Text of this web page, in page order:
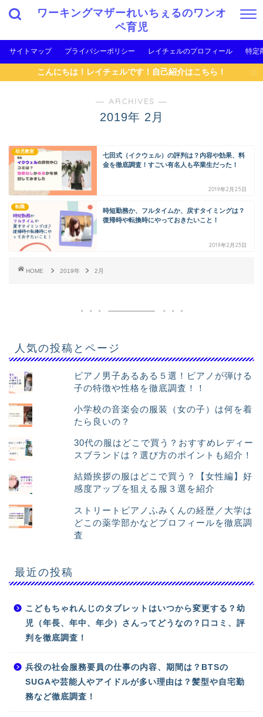
ワーキングマザーれいちぇるのワンオ
ペ育児
サイトマップ プライバシーポリシー レイチェルのプロフィール 特定
こんにちは！レイチェルです！自己紹介はこちら！
― ARCHIVES ―
2019年 2月
幼児教室
七田式（イクウェル）の評判は？内容や効果、料
金を徹底調査！すごい有名人も卒業生だった！
2019年2月25日
転職
時短勤務か、フルタイムか、戻すタイミングは？
復帰時や転換時にやっておきたいこと！
2019年2月23日
HOME 2019年 2月
人気の投稿とページ
ピアノ男子あるある５選！ピアノが弾ける
子の特徴や性格を徹底調査！！
小学校の音楽会の服装（女の子）は何を着
たら良いの？
30代の服はどこで買う？おすすめレディー
スブランドは？選び方のポイントも紹介！
結婚挨拶の服はどこで買う？【女性編】好
感度アップを狙える服３選を紹介
ストリートピアノふみくんの経歴／大学は
どこの薬学部かなどプロフィールを徹底調
査
最近の投稿
こどもちゃれんじのタブレットはいつから変更する？幼
児（年長、年中、年少）さんってどうなの？口コミ、評
判を徹底調査！
兵役の社会服務要員の仕事の内容、期間は？BTSの
SUGAや芸能人やアイドルが多い理由は？髪型や自宅勤
務など徹底調査！